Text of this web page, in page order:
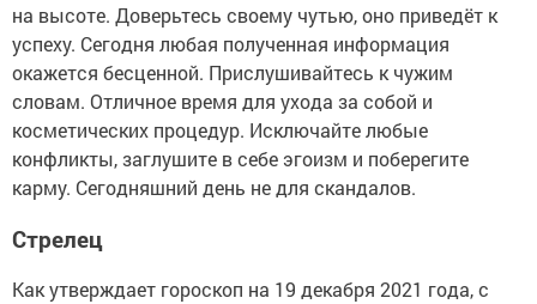
на высоте. Доверьтесь своему чутью, оно приведёт к
успеху. Сегодня любая полученная информация
окажется бесценной. Прислушивайтесь к чужим
словам. Отличное время для ухода за собой и
косметических процедур. Исключайте любые
конфликты, заглушите в себе эгоизм и поберегите
карму. Сегодняшний день не для скандалов.
Стрелец
Как утверждает гороскоп на 19 декабря 2021 года, с